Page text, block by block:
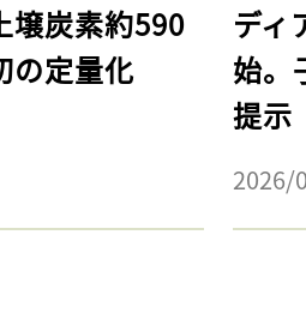
壌炭素約590
の定量化
ディ
始。
提示
2026/